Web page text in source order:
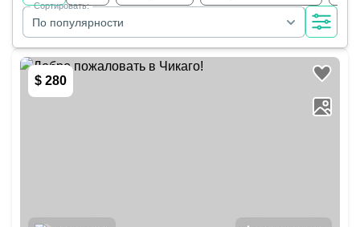
По популярности
Сортировать:
$ 280